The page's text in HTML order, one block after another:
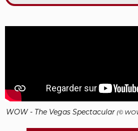
WOW - The Vegas Spectacular (©